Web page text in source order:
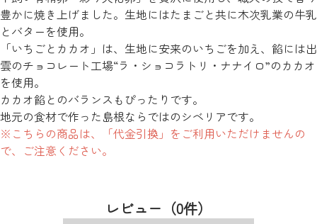
豊かに焼き上げました。生地にはたまごと共に木次乳業の牛乳
とバターを使用。
「いちごとカカオ」は、生地に安来のいちごを加え、餡には出
雲のチョコレート工場“ラ・ショコラトリ・ナナイロ”のカカオ
を使用。
カカオ餡とのバランスもぴったりです。
地元の食材で作った島根ならではのシベリアです。
※こちらの商品は、「代金引換」をご利用いただけませんの
で、ご注意ください。
レビュー（0件）